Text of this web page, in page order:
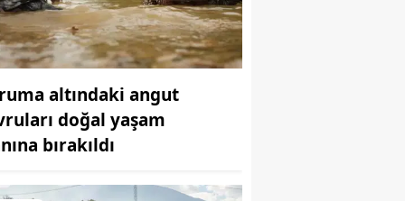
altındaki angut
doğal yaşam
bırakıldı